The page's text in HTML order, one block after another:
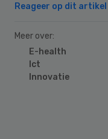
Reageer op dit artikel
Meer over:
E-health
Ict
Innovatie